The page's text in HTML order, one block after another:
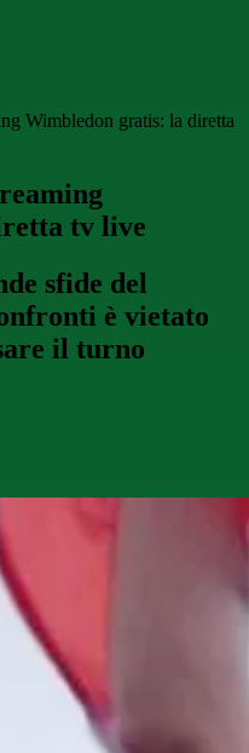
Wimbledon gratis: la diretta
tv live
sfide del
è vietato
il turno